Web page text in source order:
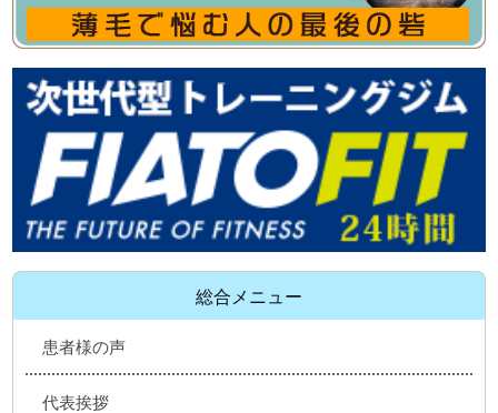
総合メニュー
患者様の声
代表挨拶